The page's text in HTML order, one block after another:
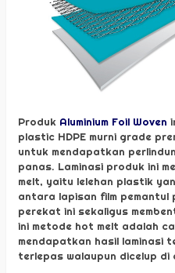
Produk Aluminium Foil Woven
plastic HDPE murni grade
untuk mendapatkan
panas. Laminasi produk ini
melt, yaitu lelehan plastik
antara lapisan film pemantul
perekat ini sekaligus
ini metode hot melt adalah
mendapatkan hasil laminasi
terlepas walaupun dicelup di